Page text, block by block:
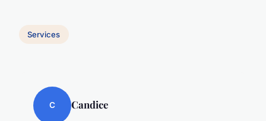
Services
C Candice